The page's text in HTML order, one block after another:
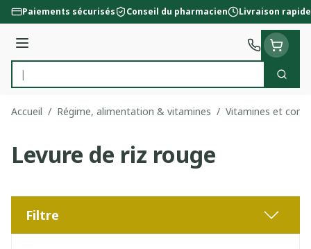
Aller au contenu
Paiements sécurisés Conseil du pharmacien Livraison rapide
Menu
Rechercher
Accueil / Régime, alimentation & vitamines / Vitamines et
Levure de riz rouge
Filtre